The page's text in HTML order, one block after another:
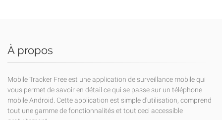
À propos
Mobile Tracker Free est une application de surveillance mobile qui
vous permet de savoir en détail ce qui se passe sur un téléphone
mobile Android. Cette application est simple d'utilisation, comprend
tout une gamme de fonctionnalités et tout ceci accessible